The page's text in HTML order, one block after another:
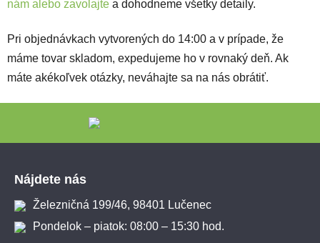
nám alebo zavolajte a dohodneme všetky detaily.
Pri objednávkach vytvorených do 14:00 a v prípade, že
máme tovar skladom, expedujeme ho v rovnaký deň. Ak
máte akékoľvek otázky, neváhajte sa na nás obrátiť.
Nájdete nás
Železničná 199/46, 98401 Lučenec
Pondelok – piatok: 08:00 – 15:30 hod.